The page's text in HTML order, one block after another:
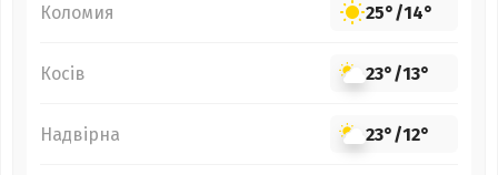
Коломия 25°/14°
Косів 23°/13°
Надвірна 23°/12°